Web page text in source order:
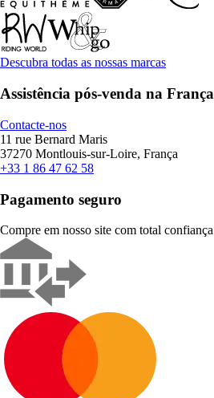
Descubra todas as nossas marcas
Assistência pós-venda na França
Contacte-nos
11 rue Bernard Maris
37270 Montlouis-sur-Loire, França
+33 1 86 47 62 58
Pagamento seguro
Compre em nosso site com total confiança